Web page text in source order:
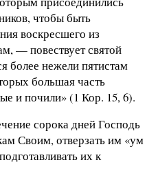
чтобы быть
воскресшего из
— повествует святой
более нежели пятистам
большая часть
и почили» (1 Кор. 15, 6).
сорока дней Господь
Своим, отверзать им «ум
их к